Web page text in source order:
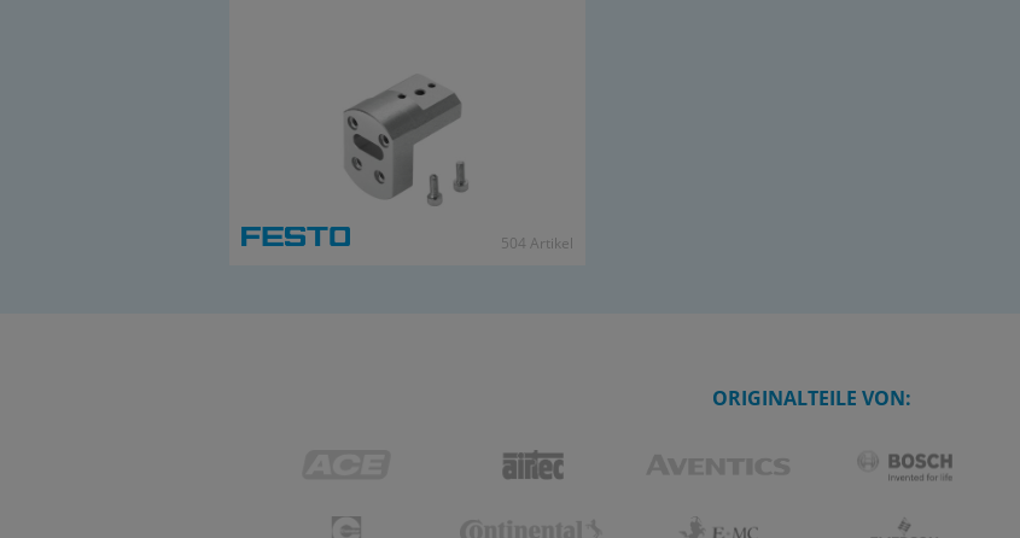
504 Ar­ti­kel
ORIGINALTEILE VON: